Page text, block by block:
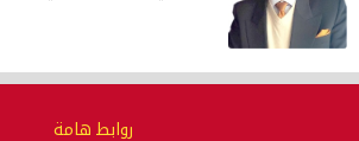
روابط هامة